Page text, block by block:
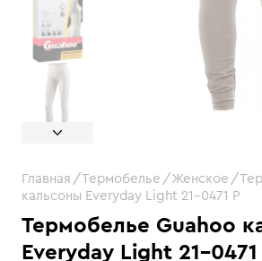
Термобелье Guahoo
Everyday Light 21-0471
Главная Термобелье Женское
кальсоны Everyday Light 21-0471 P